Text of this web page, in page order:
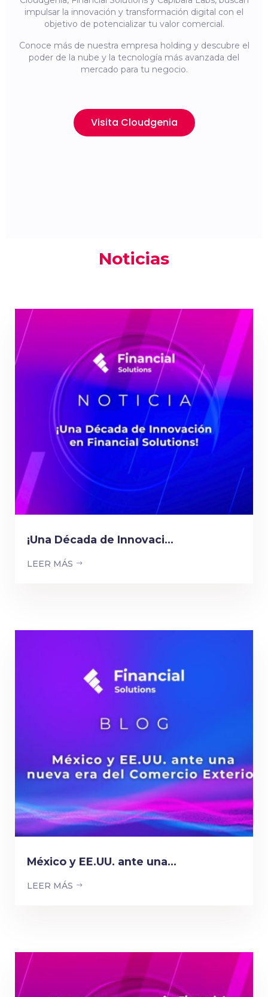
impulsar la innovación y transformación digital con el
objetivo de potencializar tu valor comercial.
Conoce más de nuestra empresa holding y descubre el
poder de la nube y la tecnología más avanzada del
mercado para tu negocio.
Visita Cloudgenia
Noticias
¡Una Década de Innovaci...
LEER MÁS
México y EE.UU. ante una...
LEER MÁS